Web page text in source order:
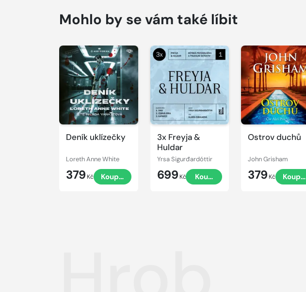
Mohlo by se vám také líbit
Deník uklízečky
Loreth Anne White
379 Kč Koupit
Přehrát
ukázku
3x Freyja &
Huldar
Yrsa Sigurđardóttir
699 Kč Koupit
ukázku
Ostrov duchů
John Grisham
379 Kč Koupit
Přehrát
ukázku